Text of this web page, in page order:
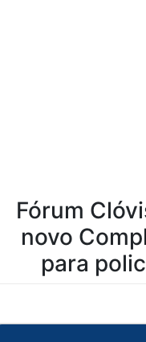
Fórum
novo
para